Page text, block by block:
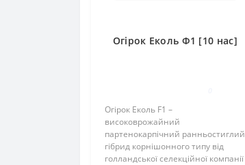
Огірок Еколь Ф1 [10 нас]
Огірок Еколь F1 –
високоврожайний
партенокарпічний ранньостиглий
гібрид корнішонного типу від
голландської селекційної компанії